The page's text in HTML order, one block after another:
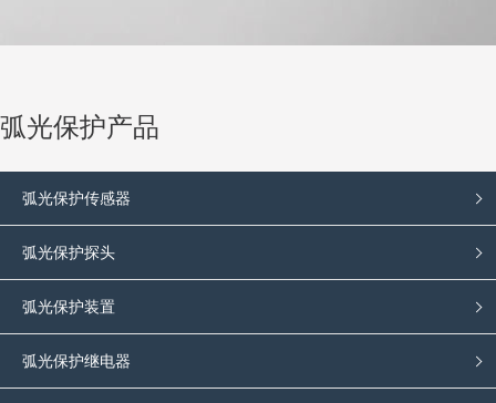
弧光保护产品
弧光保护传感器
弧光保护探头
弧光保护装置
弧光保护继电器